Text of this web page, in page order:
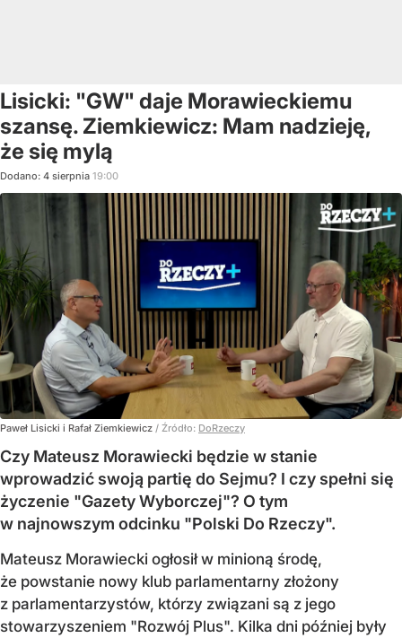
Lisicki: "GW" daje Morawieckiemu
szansę. Ziemkiewicz: Mam nadzieję,
że się mylą
Dodano: 4 sierpnia 19:00
Paweł Lisicki i Rafał Ziemkiewicz / Źródło: DoRzeczy
Czy Mateusz Morawiecki będzie w stanie
wprowadzić swoją partię do Sejmu? I czy spełni się
życzenie "Gazety Wyborczej"? O tym
w najnowszym odcinku "Polski Do Rzeczy".
Mateusz Morawiecki ogłosił w minioną środę,
że powstanie nowy klub parlamentarny złożony
z parlamentarzystów, którzy związani są z jego
stowarzyszeniem "Rozwój Plus". Kilka dni później były